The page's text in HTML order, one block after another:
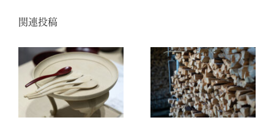
関連投稿